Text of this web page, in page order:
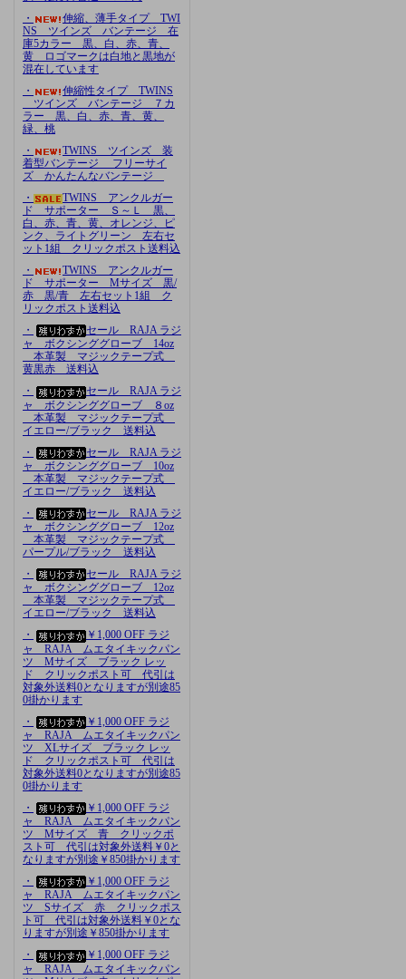
・
伸縮、薄手タイプ TWI
NS ツインズ バンテージ 在
庫5カラー 黒、白、赤、青、
黄 ロゴマークは白地と黒地が
混在しています
・
伸縮性タイプ TWINS
ツインズ バンテージ ７カ
ラー 黒、白、赤、青、黄、
緑、桃
・
TWINS ツインズ 装
着型バンテージ フリーサイ
ズ かんたんなバンテージ
・
TWINS アンクルガー
ド サポーター Ｓ～Ｌ 黒、
白、赤、青、黄、オレンジ、ピ
ンク、ライトグリーン 左右セ
ット1組 クリックポスト送料込
・
TWINS アンクルガー
ド サポーター Mサイズ 黒/
赤 黒/青 左右セット1組 ク
リックポスト送料込
・
セール RAJA ラジ
ャ ボクシンググローブ 14oz
本革製 マジックテープ式
黄黒赤 送料込
・
セール RAJA ラジ
ャ ボクシンググローブ ８oz
本革製 マジックテープ式
イエロー/ブラック 送料込
・
セール RAJA ラジ
ャ ボクシンググローブ 10oz
本革製 マジックテープ式
イエロー/ブラック 送料込
・
セール RAJA ラジ
ャ ボクシンググローブ 12oz
本革製 マジックテープ式
パープル/ブラック 送料込
・
セール RAJA ラジ
ャ ボクシンググローブ 12oz
本革製 マジックテープ式
イエロー/ブラック 送料込
・
￥1,000 OFF ラジ
ャ RAJA ムエタイキックパン
ツ Mサイズ ブラック レッ
ド クリックポスト可 代引は
対象外送料0となりますが別途85
0掛かります
・
￥1,000 OFF ラジ
ャ RAJA ムエタイキックパン
ツ XLサイズ ブラック レッ
ド クリックポスト可 代引は
対象外送料0となりますが別途85
0掛かります
・
￥1,000 OFF ラジ
ャ RAJA ムエタイキックパン
ツ Mサイズ 青 クリックポ
スト可 代引は対象外送料￥0と
なりますが別途￥850掛かります
・
￥1,000 OFF ラジ
ャ RAJA ムエタイキックパン
ツ Sサイズ 赤 クリックポス
ト可 代引は対象外送料￥0とな
りますが別途￥850掛かります
・
￥1,000 OFF ラジ
ャ RAJA ムエタイキックパン